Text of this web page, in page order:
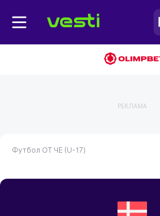
РЕКЛАМА
Футбол ОТ ЧЕ (U-17)